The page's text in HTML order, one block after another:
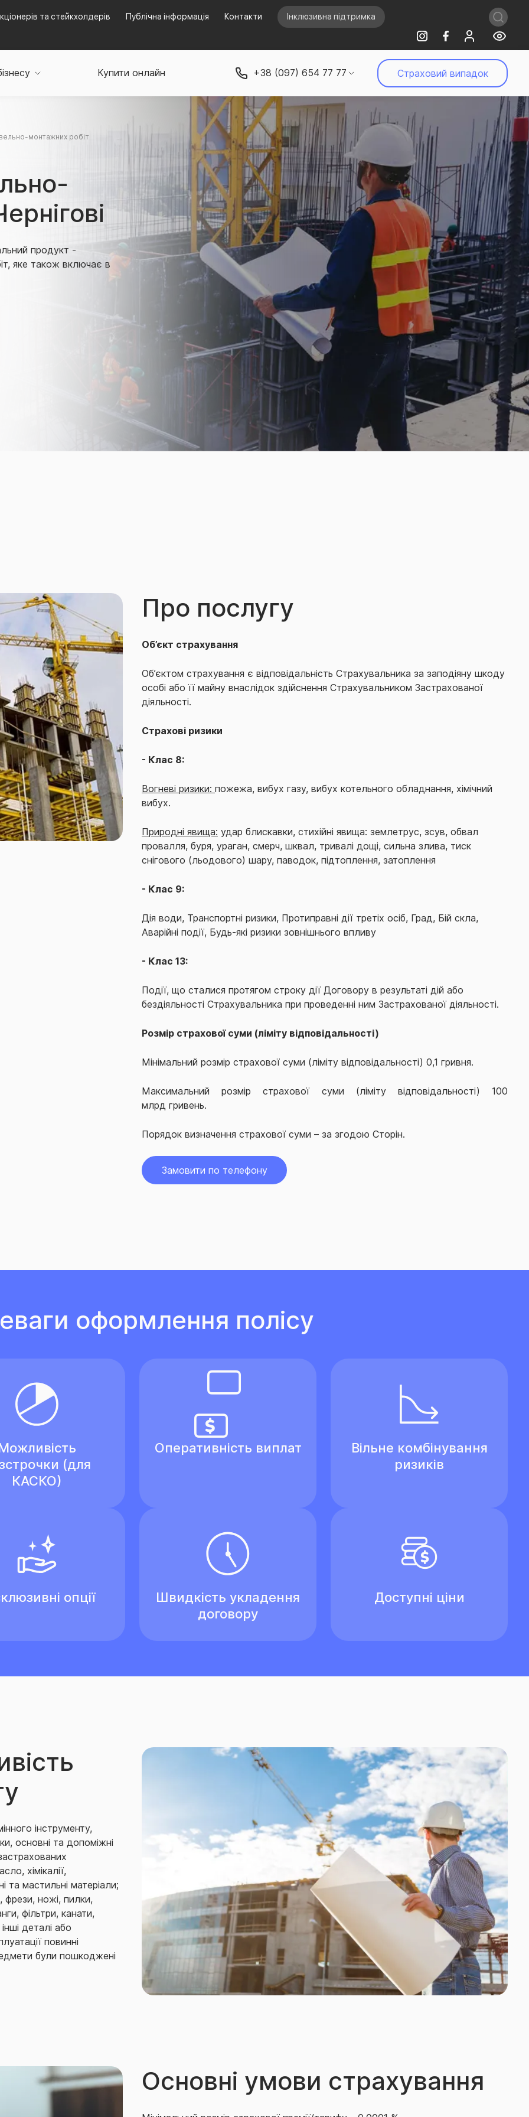
та стейкхолдерів Публічна інформація Контакти Інклюзивна підтримка
Купити онлайн +38 (097) 654 77 77 Страховий випадок
монтажних робіт
продукт -
яке також включає в
Про послугу
Об’єкт страхування
Об’єктом страхування є відповідальність Страхувальника за заподіяну шкоду
особі або її майну внаслідок здійснення Страхувальником Застрахованої
діяльності.
Страхові ризики
- Клас 8:
Вогневі ризики: пожежа, вибух газу, вибух котельного обладнання, хімічний
вибух.
Природні явища: удар блискавки, стихійні явища: землетрус, зсув, обвал
провалля, буря, ураган, смерч, шквал, тривалі дощі, сильна злива, тиск
снігового (льодового) шару, паводок, підтоплення, затоплення
- Клас 9:
Дія води, Транспортні ризики, Протиправні дії третіх осіб, Град, Бій скла,
Аварійні події, Будь-які ризики зовнішнього впливу
- Клас 13:
Події, що сталися протягом строку дії Договору в результаті дій або
бездіяльності Страхувальника при проведенні ним Застрахованої діяльності.
Розмір страхової суми (ліміту відповідальності)
Мінімальний розмір страхової суми (ліміту відповідальності) 0,1 гривня.
Максимальний розмір страхової суми (ліміту відповідальності) 100
млрд гривень.
Порядок визначення страхової суми – за згодою Сторін.
Замовити по телефону
оформлення полісу
(для
КАСКО)
Оперативність виплат
Вільне комбінування
ризиків
опції
Швидкість укладення
договору
Доступні ціни
iнструменту,
основні та допоміжні
хімікалії,
та мастильні матеріали;
фрези, ножі, пилки,
фільтри, канати,
деталі або
повинні
були пошкоджені
Основні умови страхування